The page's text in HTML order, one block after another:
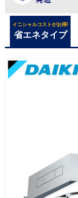
イニシャルコストがお得!
省エネタイプ